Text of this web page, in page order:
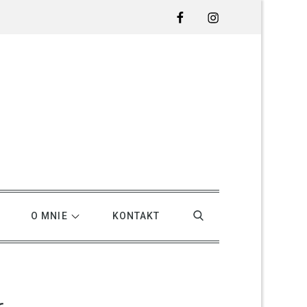
FacebookInstagram
O MNIE KONTAKT